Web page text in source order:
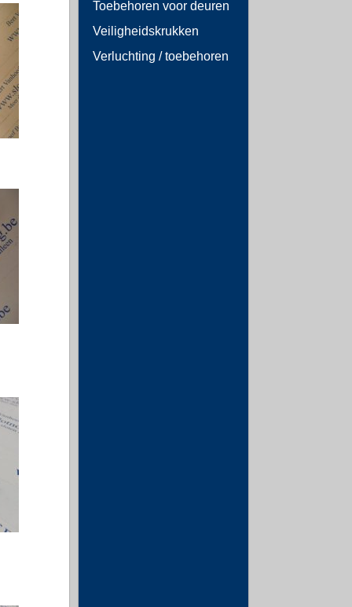
Toebehoren voor deuren
Veiligheidskrukken
Verluchting / toebehoren